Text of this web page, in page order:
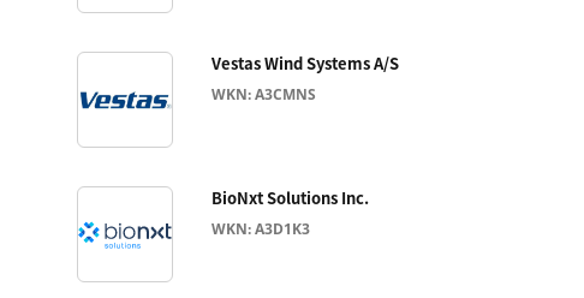
Vestas Wind Systems A/S
WKN: A3CMNS
BioNxt Solutions Inc.
WKN: A3D1K3